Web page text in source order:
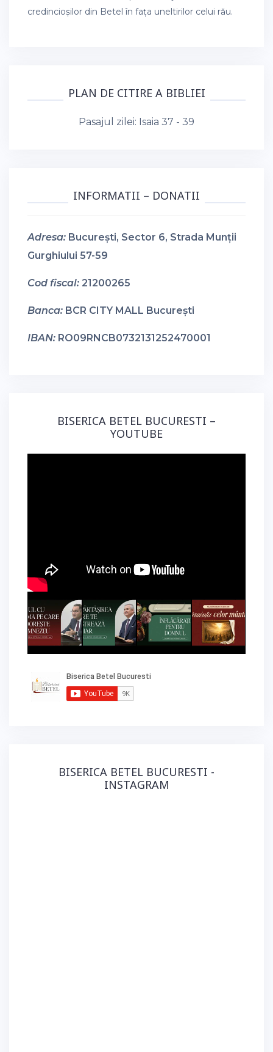
credincioșilor din Betel în fața uneltirilor celui rău.
PLAN DE CITIRE A BIBLIEI
Pasajul zilei: Isaia 37 - 39
INFORMATII – DONATII
Adresa: București, Sector 6, Strada Munții
Gurghiului 57-59
Cod fiscal: 21200265
Banca: BCR CITY MALL București
IBAN: RO09RNCB0732131252470001
BISERICA BETEL BUCURESTI –
YOUTUBE
BISERICA BETEL BUCURESTI -
INSTAGRAM